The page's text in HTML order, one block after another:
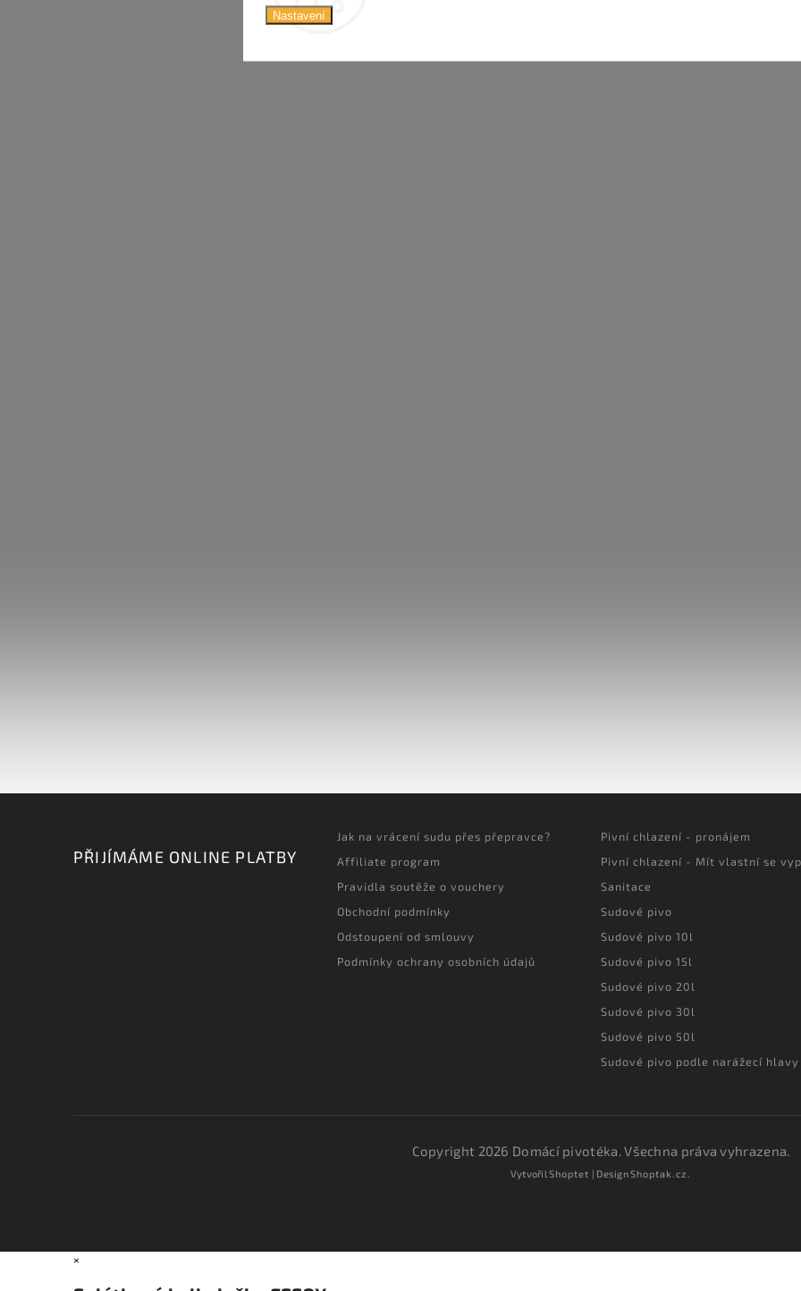
Nastavení
PŘIJÍMÁME ONLINE PLATBY
Jak na vrácení sudu přes přepravce?
Affiliate program
Pravidla soutěže o vouchery
Obchodní podmínky
Odstoupení od smlouvy
Podmínky ochrany osobních údajů
Pivní chlazení - pronájem
Pivní chlazení - Mít vlastní se
Sanitace
Sudové pivo
Sudové pivo 10l
Sudové pivo 15l
Sudové pivo 20l
Sudové pivo 30l
Sudové pivo 50l
Sudové pivo podle narážecí hlavy
Copyright 2026 Domácí pivotéka. Všechna práva vyhrazena.
VytvořilShoptet | DesignShoptak.cz.
×